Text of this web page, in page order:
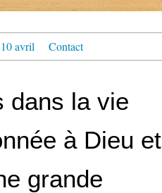
avril Contact
dans la vie
à Dieu et
grande